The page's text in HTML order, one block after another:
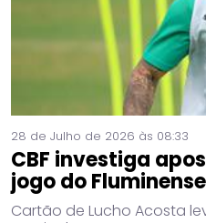
28 de Julho de 2026 às 08:33
CBF investiga
jogo do Fluminense
Cartão de Lucho Acosta